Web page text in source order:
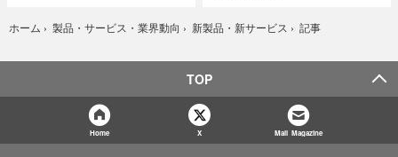
ホーム › 製品・サービス・業界動向 › 新製品・新サービス › 記事
TOP
Home X Mail Magazine